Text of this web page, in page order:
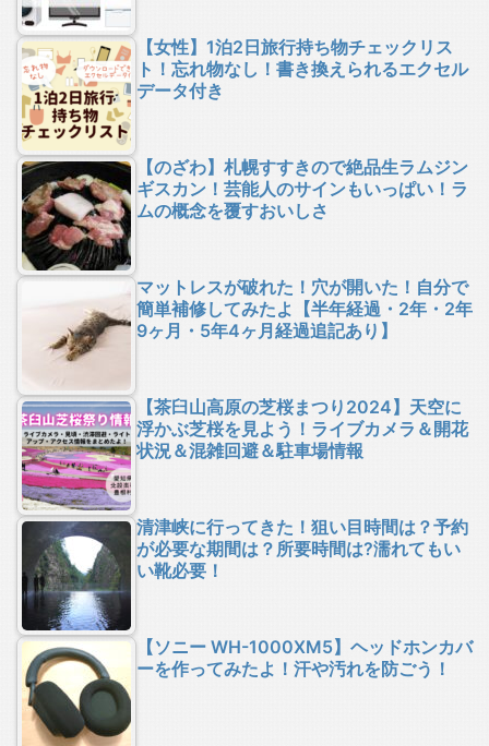
【女性】1泊2日旅行持ち物チェックリス
ト！忘れ物なし！書き換えられるエクセル
データ付き
【のざわ】札幌すすきので絶品生ラムジン
ギスカン！芸能人のサインもいっぱい！ラ
ムの概念を覆すおいしさ
マットレスが破れた！穴が開いた！自分で
簡単補修してみたよ【半年経過・2年・2年
9ヶ月・5年4ヶ月経過追記あり】
【茶臼山高原の芝桜まつり2024】天空に
浮かぶ芝桜を見よう！ライブカメラ＆開花
状況＆混雑回避＆駐車場情報
清津峡に行ってきた！狙い目時間は？予約
が必要な期間は？所要時間は?濡れてもい
い靴必要！
【ソニー WH-1000XM5】ヘッドホンカバ
ーを作ってみたよ！汗や汚れを防ごう！